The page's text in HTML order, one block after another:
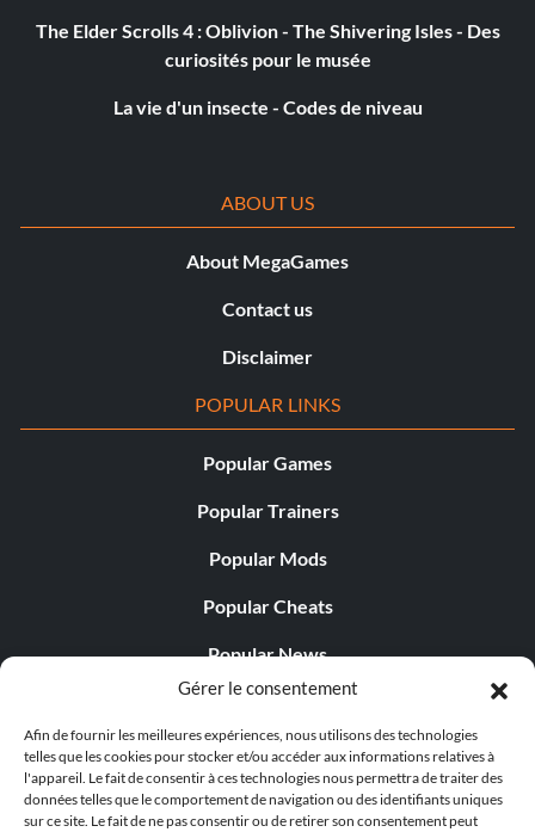
Gérer le consentement
Afin de fournir les meilleures expériences, nous utilisons des technologies
telles que les cookies pour stocker et/ou accéder aux informations relatives à
l'appareil. Le fait de consentir à ces technologies nous permettra de traiter des
données telles que le comportement de navigation ou des identifiants uniques
sur ce site. Le fait de ne pas consentir ou de retirer son consentement peut
The Elder Scrolls 4 : Oblivion - The Shivering Isles - Des
curiosités pour le musée
La vie d'un insecte - Codes de niveau
ABOUT US
About MegaGames
Contact us
Disclaimer
POPULAR LINKS
Popular Games
Popular Trainers
Popular Mods
Popular Cheats
Popular News
Popular Editorials
Popular Free Games
LATEST UPDATES